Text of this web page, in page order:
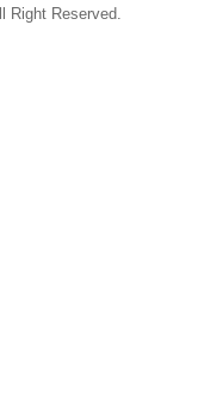
Right Reserved.
iCata